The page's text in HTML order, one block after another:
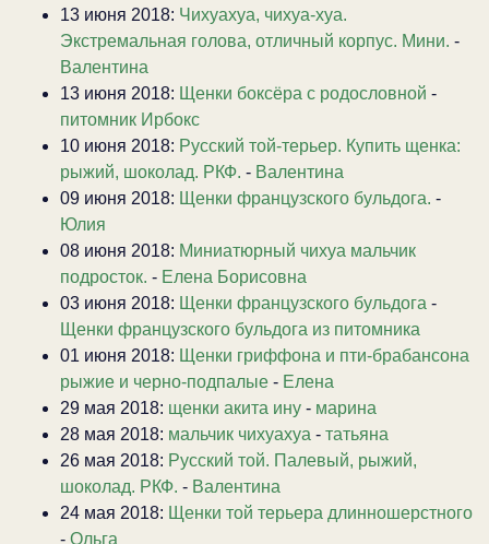
13 июня 2018: Чихуахуа, чихуа-хуа.
Экстремальная голова, отличный корпус. Мини. -
Валентина
13 июня 2018: Щенки боксёра с родословной -
питомник Ирбокс
10 июня 2018: Русский той-терьер. Купить щенка:
рыжий, шоколад. РКФ. - Валентина
09 июня 2018: Щенки французского бульдога. -
Юлия
08 июня 2018: Миниатюрный чихуа мальчик
подросток. - Елена Борисовна
03 июня 2018: Щенки французского бульдога -
Щенки французского бульдога из питомника
01 июня 2018: Щенки гриффона и пти-брабансона
рыжие и черно-подпалые - Елена
29 мая 2018: щенки акита ину - марина
28 мая 2018: мальчик чихуахуа - татьяна
26 мая 2018: Русский той. Палевый, рыжий,
шоколад. РКФ. - Валентина
24 мая 2018: Щенки той терьера длинношерстного
- Ольга